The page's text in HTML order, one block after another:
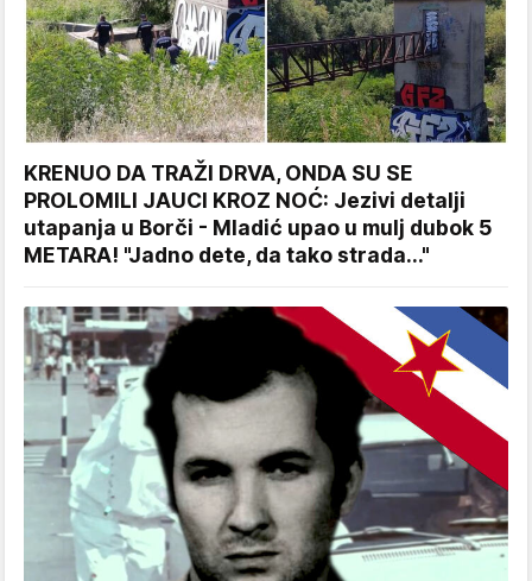
KRENUO DA TRAŽI DRVA, ONDA SU SE
PROLOMILI JAUCI KROZ NOĆ: Jezivi detalji
utapanja u Borči - Mladić upao u mulj dubok 5
METARA! "Jadno dete, da tako strada..."